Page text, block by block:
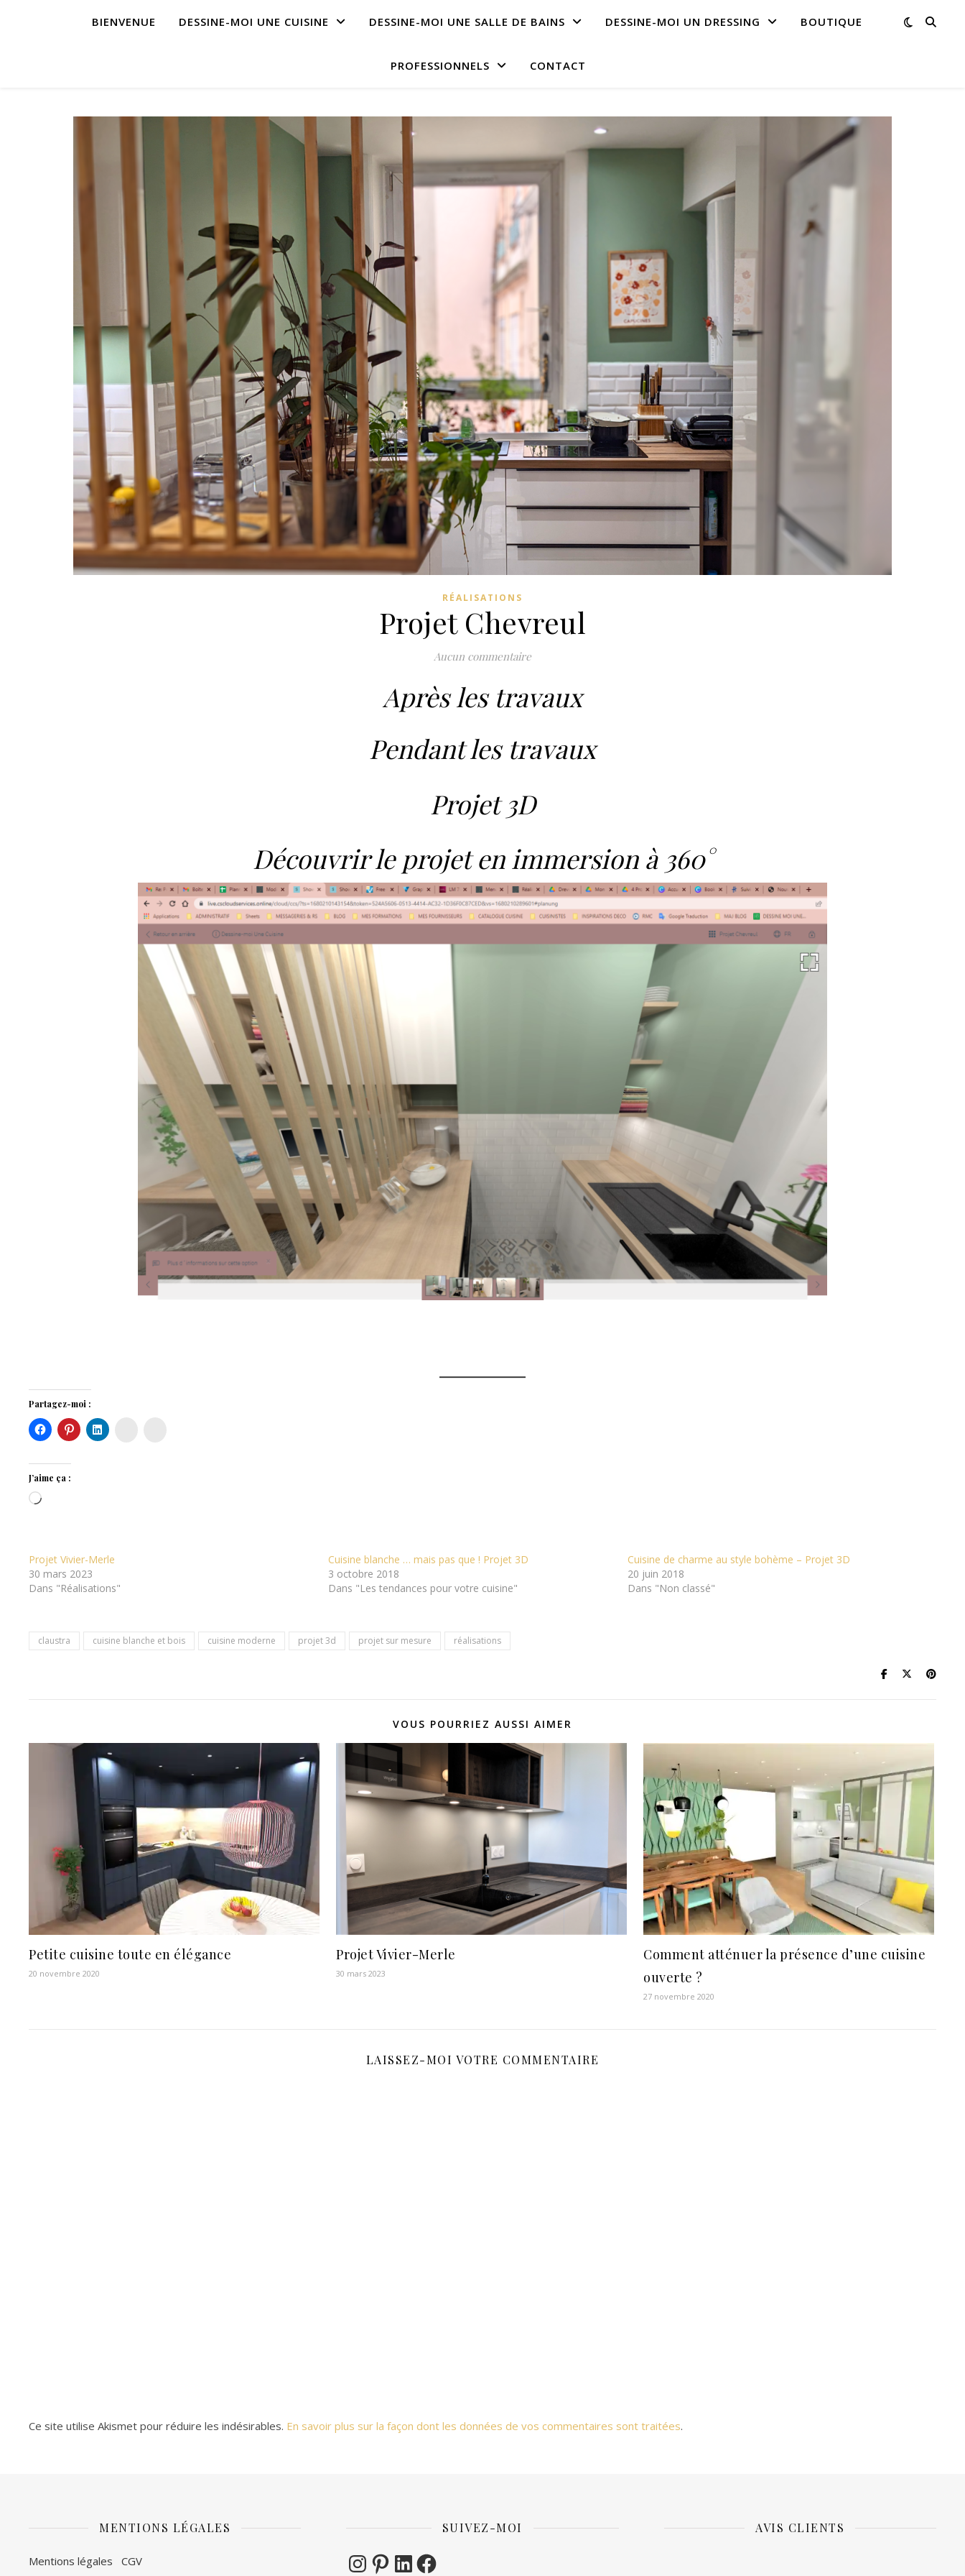
BIENVENUE DESSINE-MOI UNE CUISINE DESSINE-MOI UNE SALLE DE BAINS DESSINE-MOI UN DRESSING BOUTIQUE
PROFESSIONNELS CONTACT
RÉALISATIONS
Projet Chevreul
Aucun commentaire
Aprèsles travaux
Pendant les travaux
Projet 3D
Découvrir le projet en immersion à 360°
Partagez-moi :
J’aime ça :
Chargement…
Projet Vivier-Merle
30 mars 2023
Dans "Réalisations"
Cuisine blanche … mais pas que ! Projet 3D
3 octobre 2018
Dans "Les tendances pour votre cuisine"
Cuisine de charme au style bohème – Projet 3D
20 juin 2018
Dans "Non classé"
claustra cuisine blanche et bois cuisine moderne projet 3d projet sur mesure réalisations
VOUS POURRIEZ AUSSI AIMER
Petite cuisine toute en élégance
20 novembre 2020
Projet Vivier-Merle
30 mars 2023
Comment atténuer la présence d’une cuisine
ouverte ?
27 novembre 2020
LAISSEZ-MOI VOTRE COMMENTAIRE
Ce site utilise Akismet pour réduire les indésirables. En savoir plus sur la façon dont les données de vos commentaires sont traitées.
MENTIONS LÉGALES
Mentions légales CGV
SUIVEZ-MOI
Instagram
PinterestLinkedInFacebook
AVIS CLIENTS